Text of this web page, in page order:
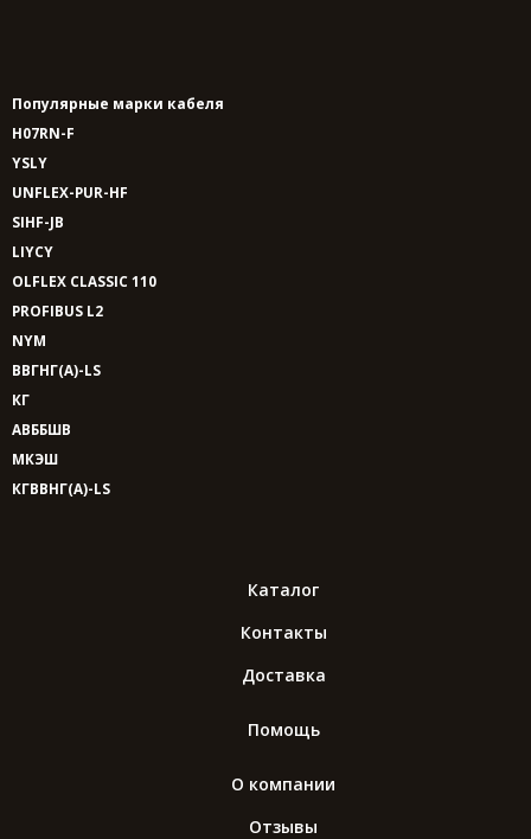
Популярные марки кабеля
H07RN-F
YSLY
UNFLEX-PUR-HF
SIHF-JB
LIYCY
OLFLEX CLASSIC 110
PROFIBUS L2
NYM
ВВГНГ(A)-LS
КГ
АВББШВ
МКЭШ
КГВВНГ(A)-LS
Каталог
Контакты
Доставка
Помощь
О компании
Отзывы